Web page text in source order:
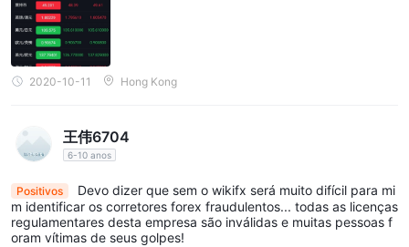
de conta 24 horas por dia, 5 dias por semana. O requisito
mínimo de financiamento para esta conta é de USD 10.
2. Conta VIP: A conta VIP apresenta spreads reduzidos, suporte
prioritário ao cliente, alavancagem de até 1:30, sem comissões,
requisito mínimo de financiamento para esta conta também é
3. Conta ECN: A conta ECN oferece os melhores spreads
disponíveis, suporte prioritário ao cliente, alavancagem de até
1:30, comissões de USD 5, spreads flutuantes, proteção contra
2020-10-11 Hong Kong
王伟6704
6-10 anos
Positivos
Devo dizer que sem o wikifx será muito difícil para mi
m identificar os corretores forex fraudulentos... todas as licenças
regulamentares desta empresa são inválidas e muitas pessoas f
oram vítimas de seus golpes!